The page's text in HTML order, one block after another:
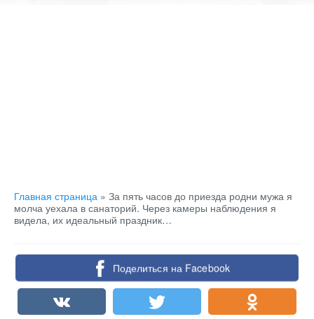
Главная страница » За пять часов до приезда родни мужа я
молча уехала в санаторий. Через камеры наблюдения я
видела, их идеальный праздник…
Поделиться на Facebook